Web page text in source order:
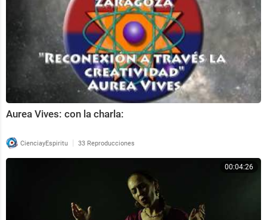
Aurea Vives: con la charla:
CienciayEspiritu | 33 Reproducciones
00:04:26